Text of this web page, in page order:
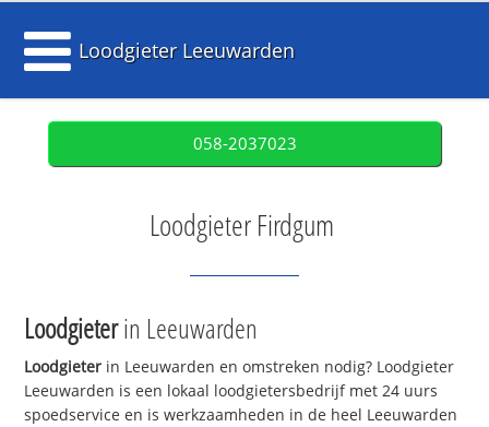
Loodgieter Leeuwarden
058-2037023
Loodgieter Firdgum
Loodgieterin Leeuwarden
Loodgieter in Leeuwarden en omstreken nodig? Loodgieter
Leeuwarden is een lokaal loodgietersbedrijf met 24 uurs
spoedservice en is werkzaamheden in de heel Leeuwarden